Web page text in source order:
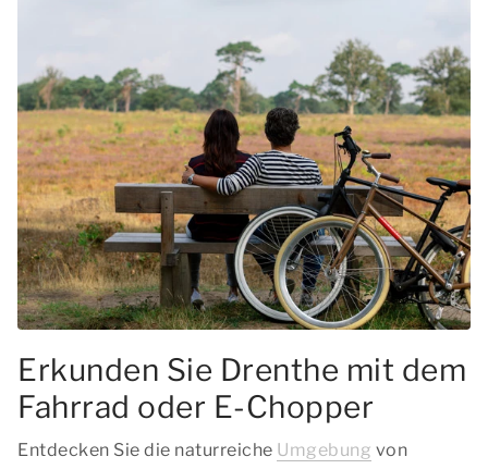
Erkunden Sie Drenthe mit dem
Fahrrad oder E-Chopper
Entdecken Sie die naturreiche Umgebung von